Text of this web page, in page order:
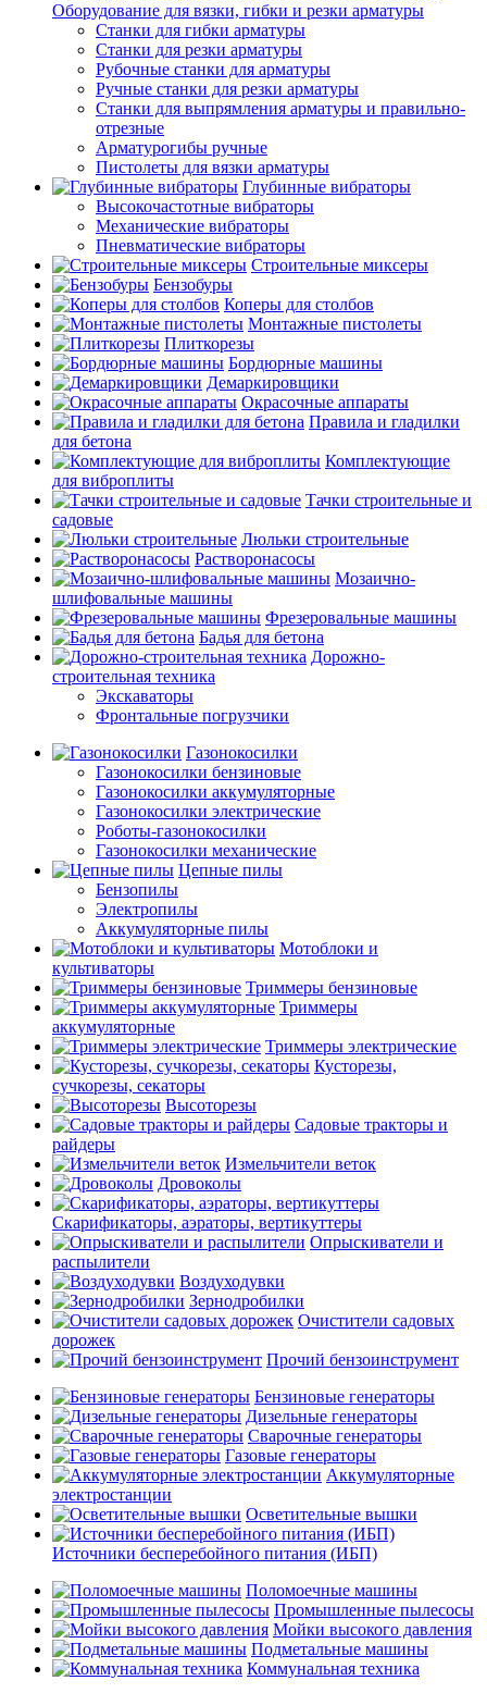
Оборудование для вязки, гибки и резки арматуры
Станки для гибки арматуры
Станки для резки арматуры
Рубочные станки для арматуры
Ручные станки для резки арматуры
Станки для выпрямления арматуры и правильно-
отрезные
Арматурогибы ручные
Пистолеты для вязки арматуры
Глубинные вибраторы
Высокочастотные вибраторы
Механические вибраторы
Пневматические вибраторы
Строительные миксеры
Бензобуры
Коперы для столбов
Монтажные пистолеты
Плиткорезы
Бордюрные машины
Демаркировщики
Окрасочные аппараты
Правила и гладилки
для бетона
Комплектующие
для виброплиты
Тачки строительные и
садовые
Люльки строительные
Растворонасосы
Мозаично-
шлифовальные машины
Фрезеровальные машины
Бадья для бетона
Дорожно-
строительная техника
Экскаваторы
Фронтальные погрузчики
Газонокосилки
Газонокосилки бензиновые
Газонокосилки аккумуляторные
Газонокосилки электрические
Роботы-газонокосилки
Газонокосилки механические
Цепные пилы
Бензопилы
Электропилы
Аккумуляторные пилы
Мотоблоки и
культиваторы
Триммеры бензиновые
Триммеры
аккумуляторные
Триммеры электрические
Кусторезы,
сучкорезы, секаторы
Высоторезы
Садовые тракторы и
райдеры
Измельчители веток
Дровоколы
Скарификаторы, аэраторы, вертикуттеры
Опрыскиватели и
распылители
Воздуходувки
Зернодробилки
Очистители садовых
дорожек
Прочий бензоинструмент
Бензиновые генераторы
Дизельные генераторы
Сварочные генераторы
Газовые генераторы
Аккумуляторные
электростанции
Осветительные вышки
Источники бесперебойного питания (ИБП)
Поломоечные машины
Промышленные пылесосы
Мойки высокого давления
Подметальные машины
Коммунальная техника